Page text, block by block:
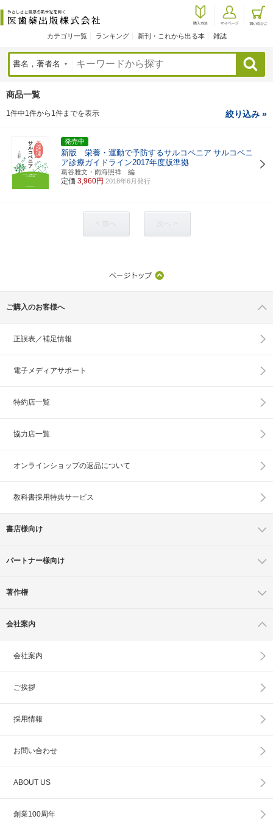
カテゴリ一覧 ランキング 新刊・これから出る本 雑誌
検索
商品一覧
1件中1件から1件までを表示 絞り込み »
発売中
新版 栄養・運動で予防するサルコペニア サルコペニ
ア診療ガイドライン2017年度版準拠
葛谷雅文・雨海照祥 編
定価 3,960円 2018年6月発行
ご購入のお客様へ
正誤表／補足情報
電子メディアサポート
特約店一覧
協力店一覧
オンラインショップの返品について
教科書採用特典サービス
書店様向け
パートナー様向け
著作権
会社案内
会社案内
ご挨拶
採用情報
お問い合わせ
ABOUT US
創業100周年